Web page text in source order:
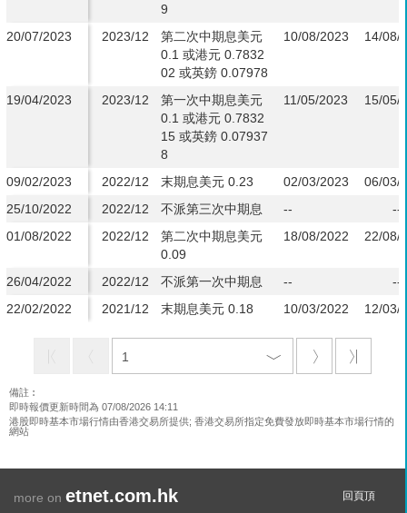
9
20/07/2023 2023/12
第二次中期息美元
0.1 或港元 0.7832
02 或英鎊 0.07978
10/08/2023 14/08/
19/04/2023 2023/12
第一次中期息美元
0.1 或港元 0.7832
15 或英鎊 0.07937
8
11/05/2023 15/05/
09/02/2023 2022/12 末期息美元 0.23 02/03/2023
06/03/
25/10/2022
2022/12 不派第三次中期息 --
--
01/08/2022
2022/12
第二次中期息美元
0.09
18/08/2022 22/08/
26/04/2022 2022/12 不派第一次中期息 --
--
22/02/2022
2021/12 末期息美元 0.18 10/03/2022 12/03/
備註︰
即時報價更新時間為 07/08/2026 14:11
港股即時基本市場行情由香港交易所提供; 香港交易所指定免費發放即時基本市場行情的
網站
more on etnet.com.hk 回頁頂